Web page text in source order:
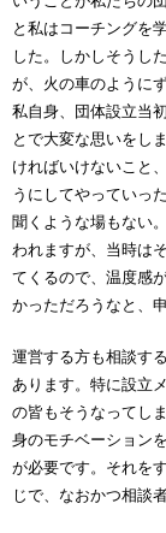
と私はコーチングを
した。しかしそうし
が、火の車のように
私自身、団体設立当
とで大変な思いをし
ければいけないこと
うにしてやっていっ
聞くような場もない
われますが、当時は
てくるので、温度感
かっただろうなと、
運営する方も相談す
あります。特に設立
の皆もそうなってし
身のモチベーション
が必要です。それを
じで、なおかつ相談